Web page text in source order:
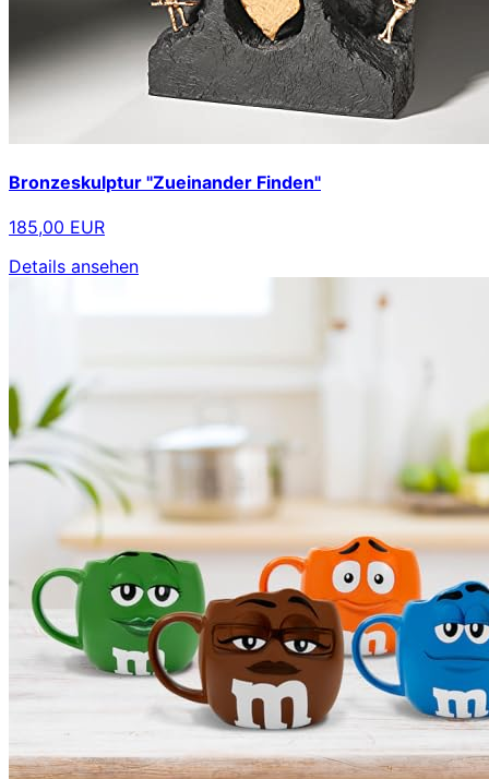
Bronzeskulptur "Zueinander Finden"
185,00 EUR
Details ansehen